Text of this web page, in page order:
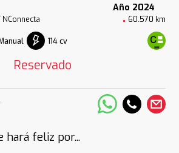
Año 2024
NConnecta 60.570 km
114 cv
Reservado
hará feliz por...